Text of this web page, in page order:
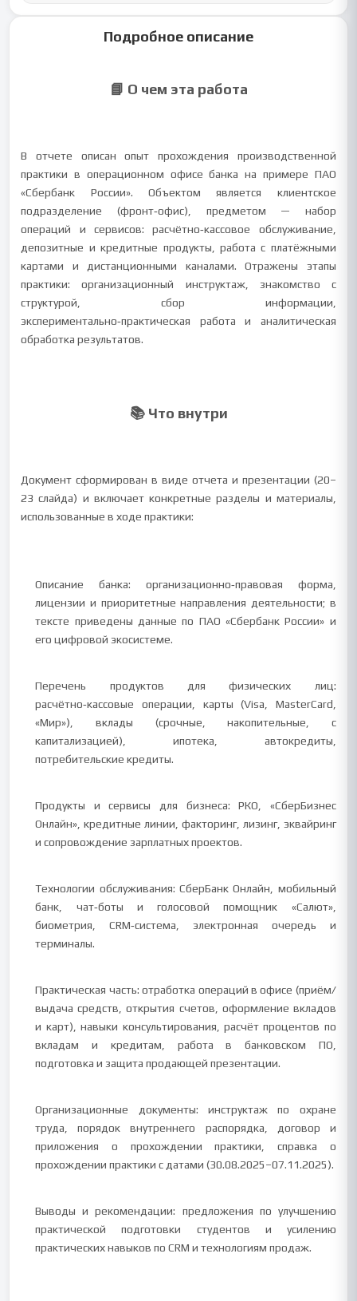
Подробное описание
📘 О чем эта работа
В отчете описан опыт прохождения производственной
практики в операционном офисе банка на примере ПАО
«Сбербанк России». Объектом является клиентское
подразделение (фронт‑офис), предметом — набор
операций и сервисов: расчётно‑кассовое обслуживание,
депозитные и кредитные продукты, работа с платёжными
картами и дистанционными каналами. Отражены этапы
практики: организационный инструктаж, знакомство с
структурой, сбор информации,
экспериментально‑практическая работа и аналитическая
обработка результатов.
📚 Что внутри
Документ сформирован в виде отчета и презентации (20–
23 слайда) и включает конкретные разделы и материалы,
использованные в ходе практики:
Описание банка: организационно‑правовая форма,
лицензии и приоритетные направления деятельности; в
тексте приведены данные по ПАО «Сбербанк России» и
его цифровой экосистеме.
Перечень продуктов для физических лиц:
расчётно‑кассовые операции, карты (Visa, MasterCard,
«Мир»), вклады (срочные, накопительные, с
капитализацией), ипотека, автокредиты,
потребительские кредиты.
Продукты и сервисы для бизнеса: РКО, «СберБизнес
Онлайн», кредитные линии, факторинг, лизинг, эквайринг
и сопровождение зарплатных проектов.
Технологии обслуживания: СберБанк Онлайн, мобильный
банк, чат‑боты и голосовой помощник «Салют»,
биометрия, CRM‑система, электронная очередь и
терминалы.
Практическая часть: отработка операций в офисе (приём/
выдача средств, открытия счетов, оформление вкладов
и карт), навыки консультирования, расчёт процентов по
вкладам и кредитам, работа в банковском ПО,
подготовка и защита продающей презентации.
Организационные документы: инструктаж по охране
труда, порядок внутреннего распорядка, договор и
приложения о прохождении практики, справка о
прохождении практики с датами (30.08.2025–07.11.2025).
Выводы и рекомендации: предложения по улучшению
практической подготовки студентов и усилению
практических навыков по CRM и технологиям продаж.